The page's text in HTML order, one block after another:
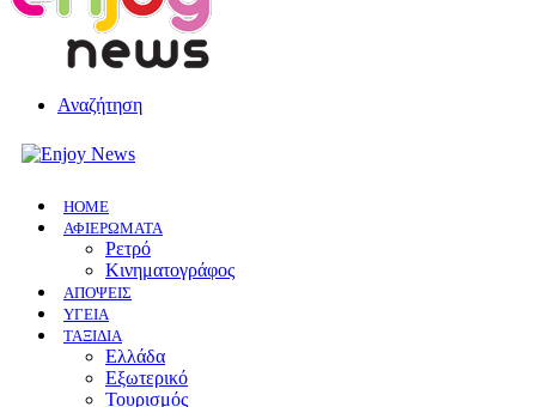
Αναζήτηση
HOME
ΑΦΙΕΡΩΜΑΤΑ
Ρετρό
Κινηματογράφος
ΑΠΟΨΕΙΣ
ΥΓΕΙΑ
ΤΑΞΙΔΙΑ
Ελλάδα
Εξωτερικό
Τουρισμός